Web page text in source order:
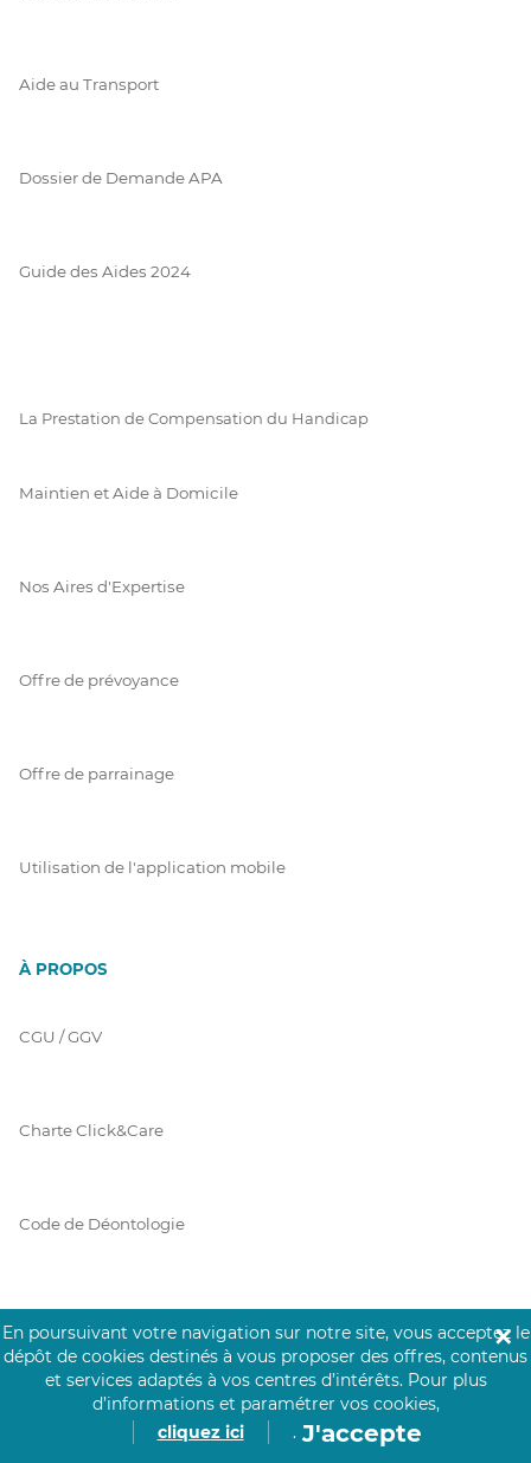
Aide au Transport
Dossier de Demande APA
Guide des Aides 2024
La Prestation de Compensation du Handicap
Maintien et Aide à Domicile
Nos Aires d'Expertise
Offre de prévoyance
Offre de parrainage
Utilisation de l'application mobile
À PROPOS
CGU / GGV
Charte Click&Care
Code de Déontologie
Prérequis Click&Care
En poursuivant votre navigation sur notre site, vous acceptez le
dépôt de cookies destinés à vous proposer des offres, contenus
et services adaptés à vos centres d’intérêts. Pour plus
d’informations et paramétrer vos cookies,
cliquez ici
. J'accepte
✕